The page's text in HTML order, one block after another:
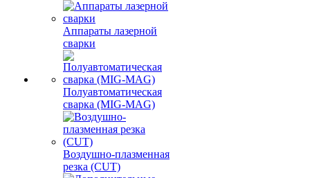
Аппараты лазерной
сварки
Полуавтоматическая
сварка (MIG-MAG)
Воздушно-плазменная
резка (CUT)